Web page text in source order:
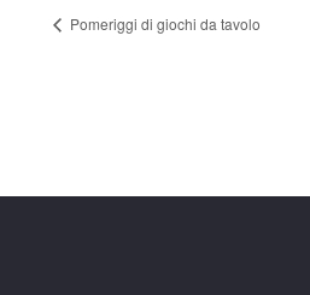
Pomeriggi di giochi da tavolo